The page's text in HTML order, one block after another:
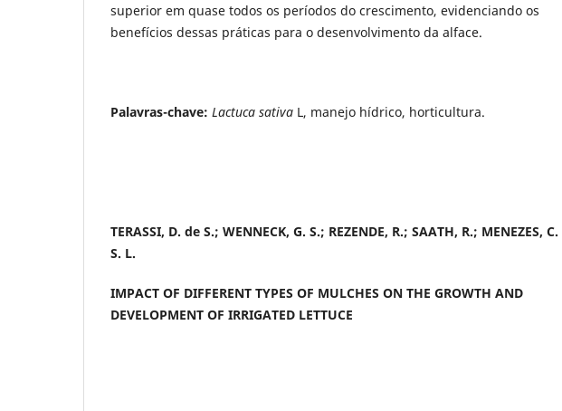
superior em quase todos os períodos do crescimento, evidenciando os
benefícios dessas práticas para o desenvolvimento da alface.
Palavras-chave: Lactuca sativa L, manejo hídrico, horticultura.
TERASSI, D. de S.; WENNECK, G. S.; REZENDE, R.; SAATH, R.; MENEZES, C.
S. L.
IMPACT OF DIFFERENT TYPES OF MULCHES ON THE GROWTH AND
DEVELOPMENT OF IRRIGATED LETTUCE